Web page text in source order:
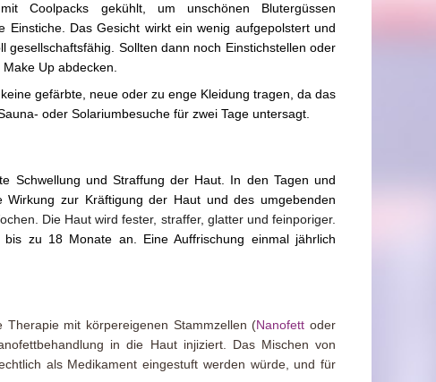
Coolpacks gekühlt, um unschönen Blutergüssen
Das Gesicht wirkt ein wenig aufgepolstert und
Sollten dann noch Einstichstellen oder
Up abdecken.
gefärbte, neue oder zu enge Kleidung tragen, da das
oder Solariumbesuche für zwei Tage untersagt.
Schwellung und Straffung der Haut. In den Tagen und
Wirkung zur Kräftigung der Haut und des umgebenden
Die Haut wird fester, straffer, glatter und feinporiger.
zu 18 Monate an. Eine Auffrischung einmal jährlich
mit körpereigenen Stammzellen (Nanofett oder
in die Haut injiziert. Das Mischen von
als Medikament eingestuft werden würde, und für